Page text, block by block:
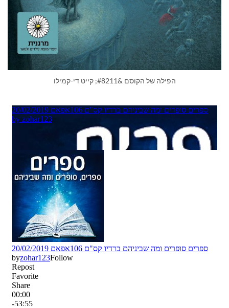
הפילה של הקוסם &#8211; קייט די-קמילו